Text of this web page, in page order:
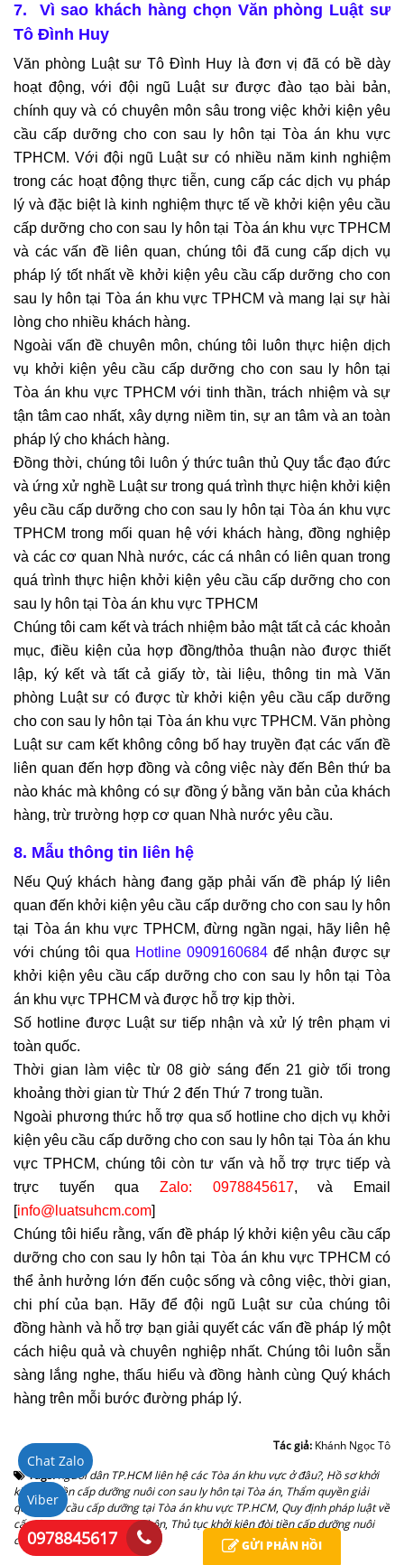
7.
Vì sao khách hàng chọn Văn phòng Luật sư
Tô Đình Huy
Văn phòng Luật sư Tô Đình Huy là đơn vị đã có bề dày
hoạt động, với đội ngũ Luật sư được đào tạo bài bản,
chính quy và có chuyên môn sâu trong việc khởi kiện yêu
cầu cấp dưỡng cho con sau ly hôn tại Tòa án khu vực
TPHCM. Với đội ngũ Luật sư có nhiều năm kinh nghiệm
trong các hoạt động thực tiễn, cung cấp các dịch vụ pháp
lý và đặc biệt là kinh nghiệm thực tế về khởi kiện yêu cầu
cấp dưỡng cho con sau ly hôn tại Tòa án khu vực TPHCM
và các vấn đề liên quan, chúng tôi đã cung cấp dịch vụ
pháp lý tốt nhất về khởi kiện yêu cầu cấp dưỡng cho con
sau ly hôn tại Tòa án khu vực TPHCM và mang lại sự hài
lòng cho nhiều khách hàng.
Ngoài vấn đề chuyên môn, chúng tôi luôn thực hiện dịch
vụ khởi kiện yêu cầu cấp dưỡng cho con sau ly hôn tại
Tòa án khu vực TPHCM với tinh thần, trách nhiệm và sự
tận tâm cao nhất, xây dựng niềm tin, sự an tâm và an toàn
pháp lý cho khách hàng.
Đồng thời, chúng tôi luôn ý thức tuân thủ Quy tắc đạo đức
và ứng xử nghề Luật sư trong quá trình thực hiện khởi kiện
yêu cầu cấp dưỡng cho con sau ly hôn tại Tòa án khu vực
TPHCM trong mối quan hệ với khách hàng, đồng nghiệp
và các cơ quan Nhà nước, các cá nhân có liên quan trong
quá trình thực hiện khởi kiện yêu cầu cấp dưỡng cho con
sau ly hôn tại Tòa án khu vực TPHCM
Chúng tôi cam kết và trách nhiệm bảo mật tất cả các khoản
mục, điều kiện của hợp đồng/thỏa thuận nào được thiết
lập, ký kết và tất cả giấy tờ, tài liệu, thông tin mà Văn
phòng Luật sư có được từ khởi kiện yêu cầu cấp dưỡng
cho con sau ly hôn tại Tòa án khu vực TPHCM. Văn phòng
Luật sư cam kết không công bố hay truyền đạt các vấn đề
liên quan đến hợp đồng và công việc này đến Bên thứ ba
nào khác mà không có sự đồng ý bằng văn bản của khách
hàng, trừ trường hợp cơ quan Nhà nước yêu cầu.
8. Mẫu thông tin liên hệ
Nếu Quý khách hàng đang gặp phải vấn đề pháp lý liên
quan đến khởi kiện yêu cầu cấp dưỡng cho con sau ly hôn
tại Tòa án khu vực TPHCM, đừng ngần ngại, hãy liên hệ
với chúng tôi qua Hotline 0909160684
khởi kiện yêu cầu cấp dưỡng cho con sau ly hôn tại Tòa
án khu vực TPHCM và được hỗ trợ kịp thời.
Số hotline được Luật sư tiếp nhận và xử lý trên phạm vi
toàn quốc.
Thời gian làm việc từ 08 giờ sáng đến 21 giờ tối trong
khoảng thời gian từ Thứ 2 đến Thứ 7 trong tuần.
Ngoài phương thức hỗ trợ qua số hotline cho dịch vụ khởi
kiện yêu cầu cấp dưỡng cho con sau ly hôn tại Tòa án khu
vực TPHCM, chúng tôi còn tư vấn và hỗ trợ trực tiếp và
trực tuyến qua Zalo: 0978845617, và Email
[info@luatsuhcm.com]
Chúng tôi hiểu rằng, vấn đề pháp lý khởi kiện yêu cầu cấp
dưỡng cho con sau ly hôn tại Tòa án khu vực TPHCM có
thể ảnh hưởng lớn đến cuộc sống và công việc, thời gian,
chi phí của bạn. Hãy để đội ngũ Luật sư của chúng tôi
đồng hành và hỗ trợ bạn giải quyết các vấn đề pháp lý một
cách hiệu quả và chuyên nghiệp nhất. Chúng tôi luôn sẵn
sàng lắng nghe, thấu hiểu và đồng hành cùng Quý khách
hàng trên mỗi bước đường pháp lý.
Tác giả: Khánh Ngọc Tô
Tags:người dân TP.HCM liên hệ các Tòa án khu vực ở đâu?, Hồ sơ khởi
kiện đòi tiền cấp dưỡng nuôi con sau ly hôn tại Tòa án, Thẩm quyền giải
quyết yêu cầu cấp dưỡng tại Tòa án khu vực TP.HCM, Quy định pháp luật về
cấp dưỡng nuôi con sau ly hôn, Thủ tục khởi kiện đòi tiền cấp dưỡng nuôi
con sau ly hôn tại Tòa
GỬI PHẢN HỒI
Viber
Chat Zalo
0978845617